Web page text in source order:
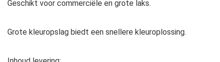
Geschikt voor commerciële en grote laks.
Grote kleuropslag biedt een snellere kleuroplossing.